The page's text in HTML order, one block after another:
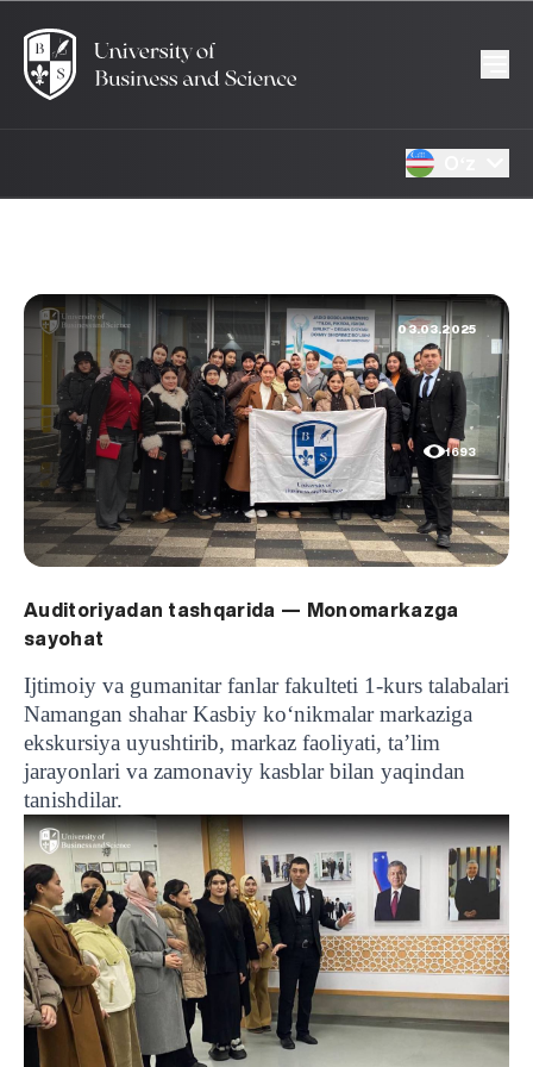
03.03.2025
1693
Auditoriyadan tashqarida — Monomarkazga
sayohat
Ijtimoiy va gumanitar fanlar fakulteti 1-kurs talabalari
Namangan shahar Kasbiy ko‘nikmalar markaziga
ekskursiya uyushtirib, markaz faoliyati, ta’lim
jarayonlari va zamonaviy kasblar bilan yaqindan
tanishdilar.